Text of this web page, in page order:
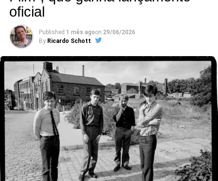
a prensagem em vinil.
oficial
Published 1 mês agoon 29/06/2026
By Ricardo Schott